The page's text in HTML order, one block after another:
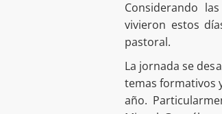
Considerando
vivieron estos
pastoral.
La jornada se
temas formativos
año.